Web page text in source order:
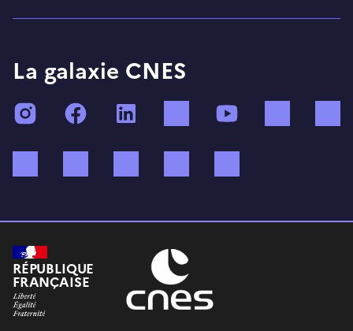
La galaxie CNES
InstagramFacebook TikTok
RÉPUBLIQUE
FRANÇAISE